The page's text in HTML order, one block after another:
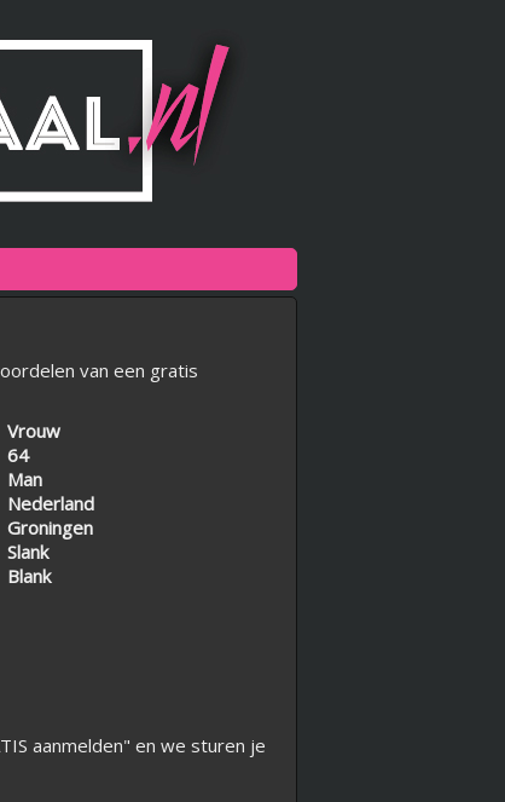
van een gratis
Vrouw
64
Man
Nederland
Groningen
Slank
Blank
aanmelden" en we sturen je